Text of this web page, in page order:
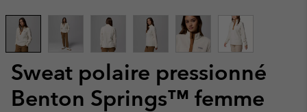
Sweat polaire pressionné
Benton Springs™ femme